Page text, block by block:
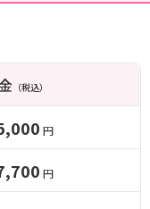
（税込）
円
円